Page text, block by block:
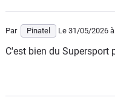
Par Pinatel Le 31/05/2026
C'est bien du Supersport